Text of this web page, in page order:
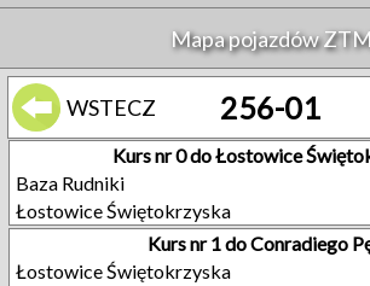
Mapa pojazdów
WSTECZ 256-01
Kurs nr 0 do Łostowice
Baza Rudniki
Łostowice Świętokrzyska
Kurs nr 1 do Conradiego
Łostowice Świętokrzyska